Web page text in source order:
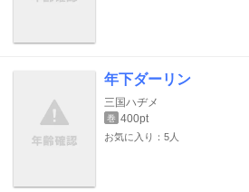
年下ダーリン
三国ハヂメ
巻 400pt
お気に入り：5人